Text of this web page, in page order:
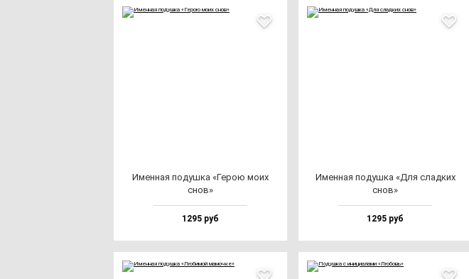
Имен­ная по­душ­ка «Герою мо­их
снов»
1295 руб
Имен­ная по­душ­ка «Для слад­ких
снов»
1295 руб